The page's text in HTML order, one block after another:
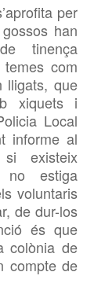
per
han
tinença
com
lligats, que
xiquets i
Local
informe al
si existeix
estiga
voluntaris
de dur-los
és que
colònia de
compte de